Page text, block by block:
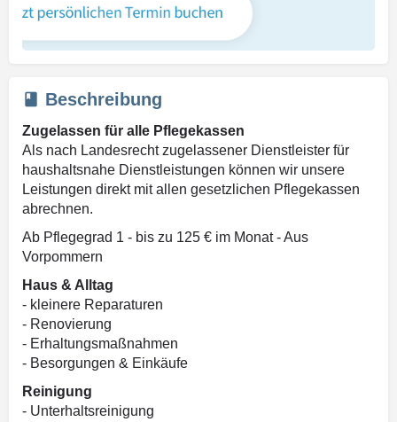
Beschreibung
Zugelassen für alle Pflegekassen
Als nach Landesrecht zugelassener Dienstleister für
haushaltsnahe Dienstleistungen können wir unsere
Leistungen direkt mit allen gesetzlichen Pflegekassen
abrechnen.
Ab Pflegegrad 1 - bis zu 125 € im Monat - Aus
Vorpommern
Haus & Alltag
- kleinere Reparaturen
- Renovierung
- Erhaltungsmaßnahmen
- Besorgungen & Einkäufe
Reinigung
- Unterhaltsreinigung